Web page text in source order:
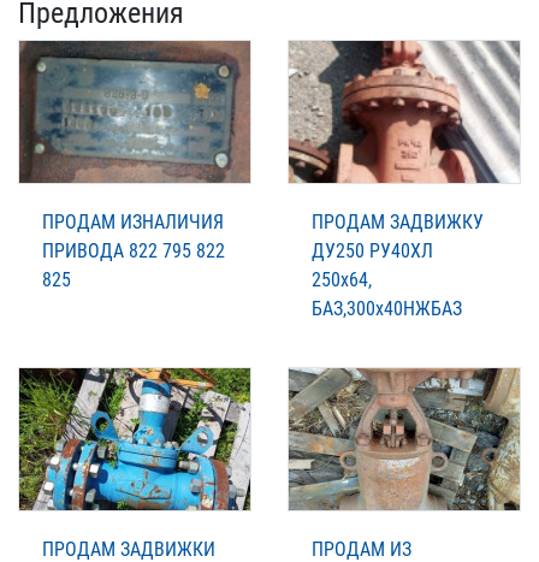
Предложения
ПРОДАМ ИЗНАЛИЧИЯ
ПРИВОДА 822 795 822
825
ПРОДАМ ЗАДВИЖКУ
ДУ250 РУ40ХЛ
250х64,
БАЗ,300х40НЖБАЗ
ПРОДАМ ЗАДВИЖКИ
ПРОДАМ ИЗ